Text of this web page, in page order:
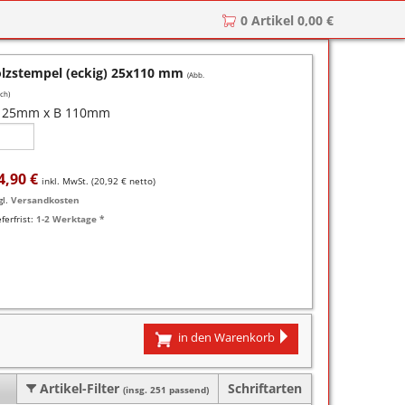
für COLOP Printer
für COLOP Heavy Duty
für TRODAT Printy
III
191
0 Artikel 0,00 €
(eckig) 25x110 mm (Abb.
25mm x B 110mm
€ inkl. MwSt. (20,92 €netto)
Versandkosten
1-2 Werktage *
in den Warenkorb
Schriftarten
Artikel-Filter (insg. 251 passend)